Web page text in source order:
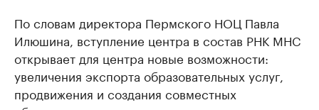
По словам директора Пермского НОЦ Павла
Илюшина, вступление центра в состав РНК МНС
открывает для центра новые возможности:
увеличения экспорта образовательных услуг,
продвижения и создания совместных